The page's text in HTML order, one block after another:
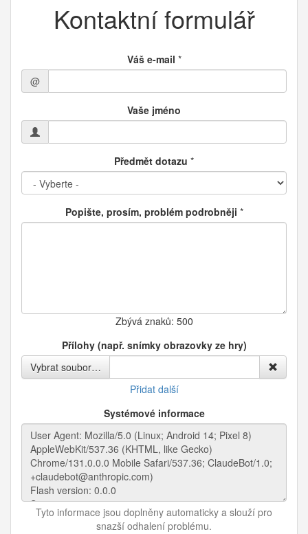
Kontaktní formulář
Váš e-mail *
@
Vaše jméno
Předmět dotazu *
Popište, prosím, problém podrobněji *
Zbývá znaků: 500
Přílohy (např. snímky obrazovky ze hry)
Vybrat soubor…
Přidat další
Systémové informace
Tyto informace jsou doplněny automaticky a slouží pro
snazší odhalení problému.